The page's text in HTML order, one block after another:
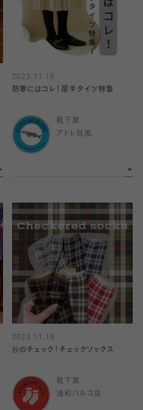
2023.11.15
防寒にはコレ！厚手タイツ特集
靴下屋
アトレ目黒
2023.11.15
秋のチェック！チェックソックス
靴下屋
浦和パルコ店